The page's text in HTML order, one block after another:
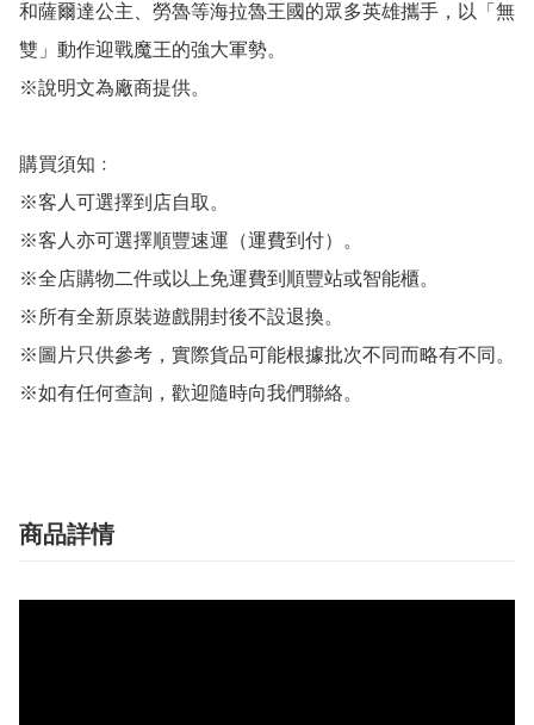
和薩爾達公主、勞魯等海拉魯王國的眾多英雄攜手，以「無
雙」動作迎戰魔王的強大軍勢。
※說明文為廠商提供。
購買須知﹕
※客人可選擇到店自取。
※客人亦可選擇順豐速運（運費到付）。
※全店購物二件或以上免運費到順豐站或智能櫃。
※所有全新原裝遊戲開封後不設退換。
※圖片只供參考，實際貨品可能根據批次不同而略有不同。
※如有任何查詢，歡迎隨時向我們聯絡。
商品詳情